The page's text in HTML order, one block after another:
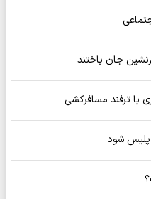
با ترفند مسافرکشی
شود